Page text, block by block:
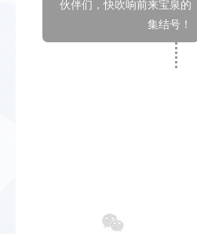
伙伴们，快吹响前来宝泉的
集结号！